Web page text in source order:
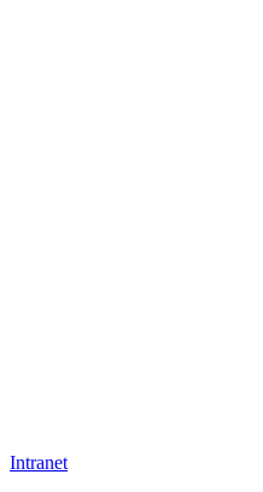
Intranet